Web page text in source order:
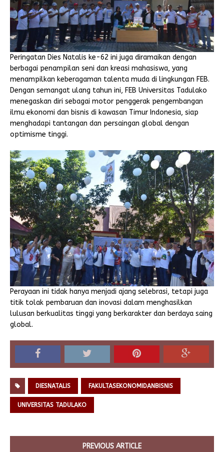
Peringatan Dies Natalis ke-62 ini juga diramaikan dengan
berbagai penampilan seni dan kreasi mahasiswa, yang
menampilkan keberagaman talenta muda di lingkungan FEB.
Dengan semangat ulang tahun ini, FEB Universitas Tadulako
menegaskan diri sebagai motor penggerak pengembangan
ilmu ekonomi dan bisnis di kawasan Timur Indonesia, siap
menghadapi tantangan dan persaingan global dengan
optimisme tinggi.
Perayaan ini tidak hanya menjadi ajang selebrasi, tetapi juga
titik tolak pembaruan dan inovasi dalam menghasilkan
lulusan berkualitas tinggi yang berkarakter dan berdaya saing
global.
DIESNATALIS FAKULTASEKONOMIDANBISNIS
UNIVERSITAS TADULAKO
PREVIOUS ARTICLE